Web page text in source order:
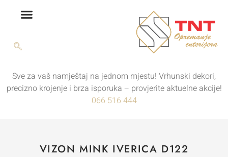
Sve za vaš namještaj na jednom mjestu! Vrhunski dekori,
precizno krojenje i brza isporuka – provjerite aktuelne akcije!
066 516 444
VIZON MINK IVERICA D122